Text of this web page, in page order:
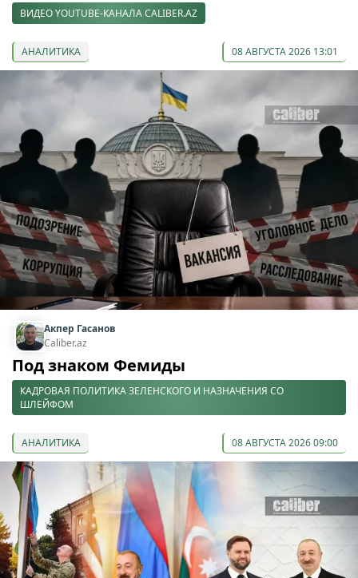
ВИДЕО YOUTUBE-КАНАЛА CALIBER.AZ
АНАЛИТИКА 08 АВГУСТА 2026 13:01
Акпер Гасанов
Caliber.az
Под знаком Фемиды
КАДРОВАЯ ПОЛИТИКА ЗЕЛЕНСКОГО И НАЗНАЧЕНИЯ СО
ШЛЕЙФОМ
АНАЛИТИКА 08 АВГУСТА 2026 09:00